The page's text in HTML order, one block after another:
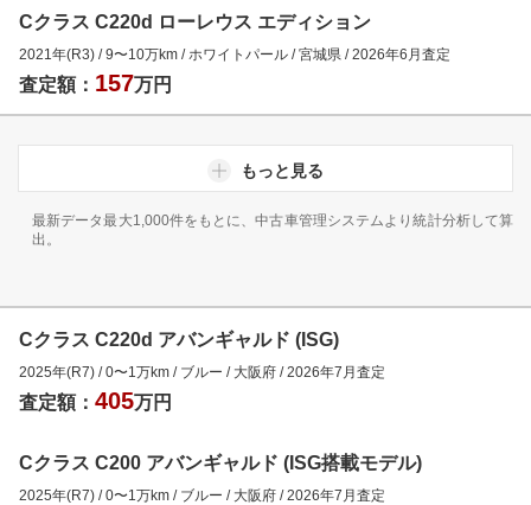
Cクラス C220d ローレウス エディション
2021年(R3) /9〜10万km / ホワイトパール /宮城県 /2026年6月査定
査定額： 157万円
もっと見る
最新データ最大1,000件をもとに、中古車管理システムより統計分析して算
出。
Cクラス C220d アバンギャルド (ISG)
2025年(R7) /0〜1 万km / ブルー / 大阪府 /2026年7月査定
査定額： 405万円
Cクラス C200 アバンギャルド (ISG搭載モデル)
2025年(R7) /0〜1 万km / ブルー / 大阪府 /2026年7月査定